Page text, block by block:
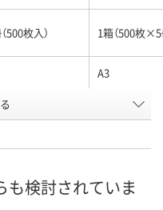
500枚入） 1箱（500枚×5
A3
7日（金）
も検討されていま